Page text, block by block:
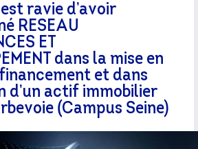
ravie d’avoir
RESEAU
ET
dans la mise en
et dans
d’un actif immobilier
(Campus Seine)